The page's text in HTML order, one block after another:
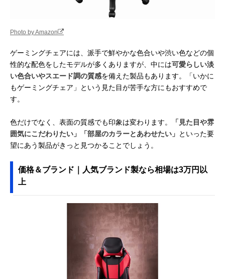
Photo by Amazon
ゲーミングチェアには、派手で鮮やかな色合いや渋い色などの個
性的な配色をしたモデルが多くありますが、中には可愛らしい淡
い色合いやスエード調の質感を備えた製品もあります。「いかに
もゲーミングチェア」という見た目が苦手な方にもおすすめで
す。
色だけでなく、表面の質感でも印象は変わります。
「見た目や雰
囲気にこだわりたい」「部屋のカラーとあわせたい」 といった要
望にあう製品がきっと見つかることでしょう。
価格＆ブランド｜人気ブランド製なら相場は3万円以
上